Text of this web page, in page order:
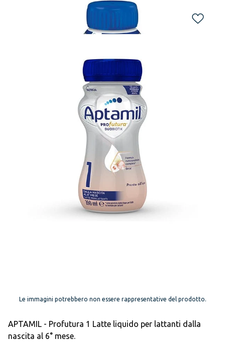
Le immagini potrebbero non essere rappresentative del prodotto.
APTAMIL - Profutura 1 Latte liquido per lattanti dalla
nascita al 6° mese.